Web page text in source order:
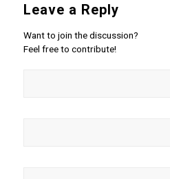
Leave a Reply
Want to join the discussion?
Feel free to contribute!